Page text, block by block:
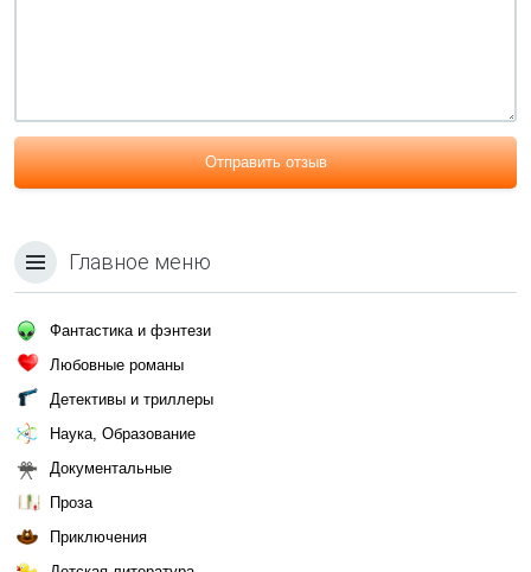
Отправить отзыв
Главное меню
Фантастика и фэнтези
Любовные романы
Детективы и триллеры
Наука, Образование
Документальные
Проза
Приключения